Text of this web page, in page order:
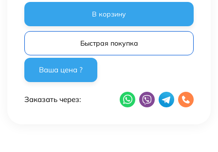
В корзину
Быстрая покупка
Заказать через: